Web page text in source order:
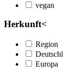
vegan
Herkunft<
Region
Europa